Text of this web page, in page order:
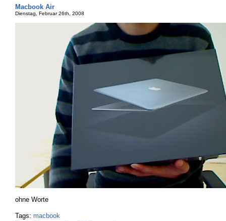
Macbook Air
Dienstag, Februar 26th, 2008
ohne Worte
Tags: macbook